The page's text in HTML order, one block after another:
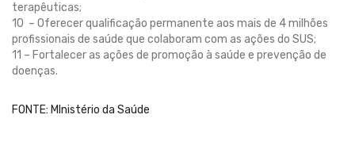
terapêuticas;
10 – Oferecer qualificação permanente aos mais de 4 milhões
profissionais de saúde que colaboram com as ações do SUS;
11 – Fortalecer as ações de promoção à saúde e prevenção de
doenças.
FONTE: MInistério da Saúde